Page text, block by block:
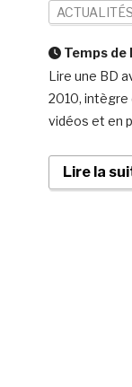
ACTUALITÉS
Temps de
Lire une BD
2010, intègre
vidéos et en
Lire la